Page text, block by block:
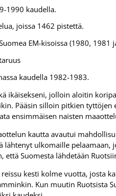
1990 kaudella.
joissa 1462 pistettä.
EM-kisoissa (1980, 1981
kaudella 1982-1983.
ikäisekseni, jolloin aloitin
Pääsin silloin pitkien
ensimmäisen naisten
kautta avautui
lähtenyt ulkomaille
Suomesta lähdetään
kesti kolme vuotta, josta
Kun muutin Ruotsista